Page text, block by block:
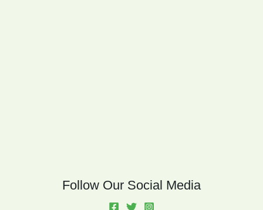
Follow Our Social Media